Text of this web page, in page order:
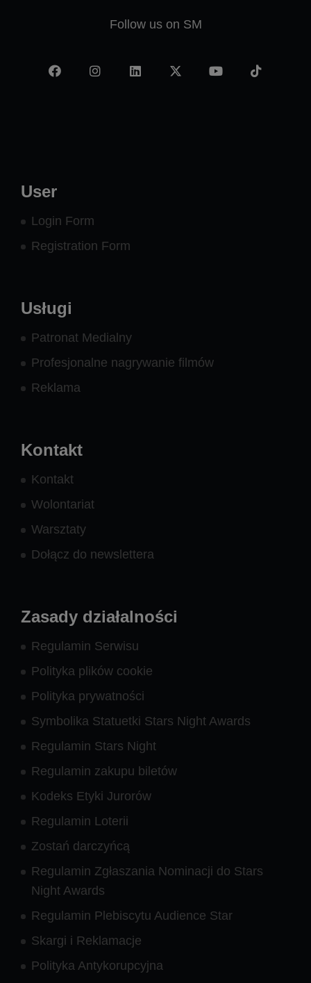
Follow us on SM
FacebookInstagramLinkedIn YouTubeTikTok
User
Login Form
Registration Form
Usługi
Patronat Medialny
Profesjonalne nagrywanie filmów
Reklama
Kontakt
Kontakt
Wolontariat
Warsztaty
Dołącz do newslettera
Zasady działalności
Regulamin Serwisu
Polityka plików cookie
Polityka prywatności
Symbolika Statuetki Stars Night Awards
Regulamin Stars Night
Regulamin zakupu biletów
Kodeks Etyki Jurorów
Regulamin Loterii
Zostań darczyńcą
Regulamin Zgłaszania Nominacji do Stars
Night Awards
Regulamin Plebiscytu Audience Star
Skargi i Reklamacje
Polityka Antykorupcyjna